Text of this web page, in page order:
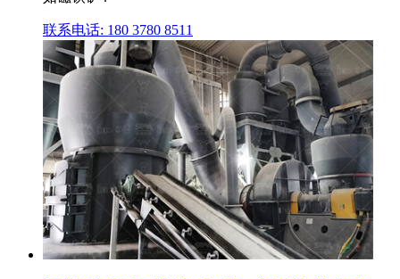
联系电话: 180 3780 8511